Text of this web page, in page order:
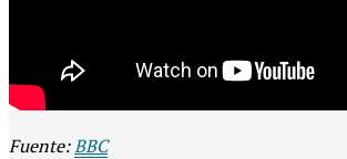
Fuente:BBC